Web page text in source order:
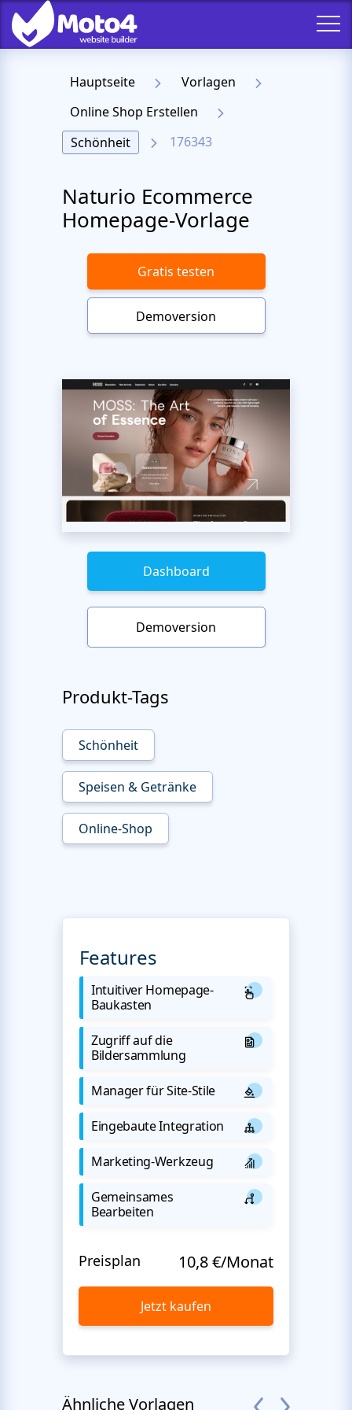
Hauptseite
Vorlagen
Online Shop Erstellen
Schönheit
176343
Naturio Ecommerce
Homepage-Vorlage
Gratis testen
Demoversion
Dashboard
Demoversion
Produkt-Tags
Schönheit
Speisen & Getränke
Online-Shop
Features
Intuitiver Homepage-
Baukasten
Zugriff auf die
Bildersammlung
Manager für Site-Stile
Eingebaute Integration
Marketing-Werkzeug
Gemeinsames
Bearbeiten
Preisplan 10,8 €/Monat
Jetzt kaufen
Ähnliche Vorlagen